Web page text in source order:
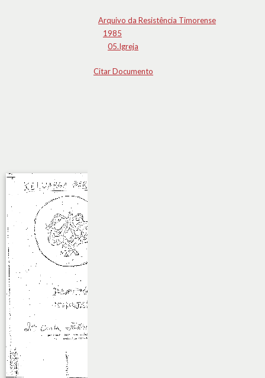
Arquivo da Resistência Timorense
1985
05.Igreja
Citar Documento